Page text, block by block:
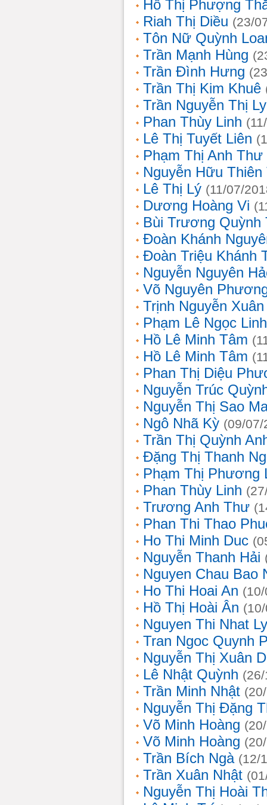
Hồ Thị Phượng
Riah Thị Diều (23/
Tôn Nữ Quỳnh
Trần Mạnh Hùng
Trần Đình Hưng
Trần Thị Kim Khuê
Trần Nguyễn Thị
Phan Thùy Linh
Lê Thị Tuyết Liên
Phạm Thị Anh Thư
Nguyễn Hữu Thiên
Lê Thị Lý (11/07/
Dương Hoàng Vi
Bùi Trương Quỳnh
Đoàn Khánh
Đoàn Triệu Khánh
Nguyễn Nguyên
Võ Nguyên
Trịnh Nguyễn
Phạm Lê Ngọc Linh
Hồ Lê Minh Tâm
Hồ Lê Minh Tâm
Phan Thị Diệu
Nguyễn Trúc
Nguyễn Thị Sao
Ngô Nhã Kỳ (09/07/
Trần Thị Quỳnh
Đặng Thị Thanh
Phạm Thị Phương
Phan Thùy Linh
Trương Anh Thư
Phan Thi Thao
Ho Thi Minh Duc
Nguyễn Thanh Hải
Nguyen Chau Bao
Ho Thi Hoai An
Hồ Thị Hoài Ân
Nguyen Thi Nhat Ly
Tran Ngoc Quynh
Nguyễn Thị Xuân
Lê Nhật Quỳnh
Trần Minh Nhật
Nguyễn Thị Đặng
Võ Minh Hoàng
Võ Minh Hoàng
Trần Bích Ngà (12/
Trần Xuân Nhật
Nguyễn Thị Hoài